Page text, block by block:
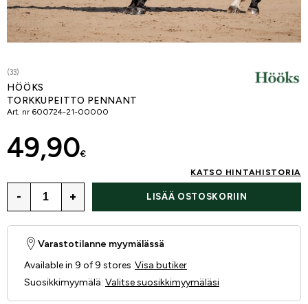
(33)
HÖÖKS
TORKKUPEITTO PENNANT
Art. nr 600724-21-00000
49,90€
KATSO HINTAHISTORIA
- + LISÄÄ OSTOSKORIIN
Varastotilanne myymälässä
Available in 9 of 9 stores Visa butiker
Suosikkimyymälä: Valitse suosikkimyymäläsi